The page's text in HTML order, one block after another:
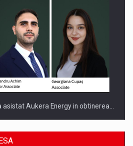
Aukera Energy in obtinerea…